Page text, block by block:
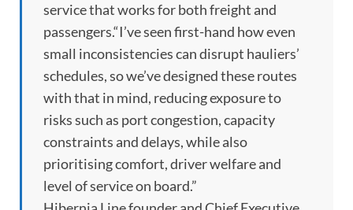
service that works for both freight and
passengers.“I’ve seen first-hand how even
small inconsistencies can disrupt hauliers’
schedules, so we’ve designed these routes
with that in mind, reducing exposure to
risks such as port congestion, capacity
constraints and delays, while also
prioritising comfort, driver welfare and
level of service on board.”